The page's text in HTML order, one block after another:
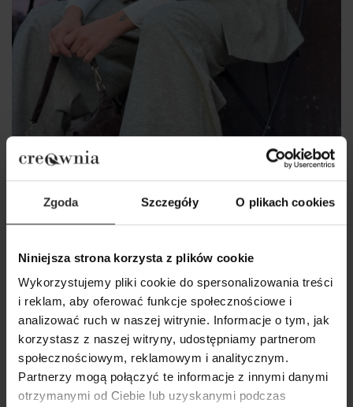
Zgoda Szczegóły O plikach cookies
Niniejsza strona korzysta z plików cookie
Wykorzystujemy pliki cookie do spersonalizowania treści
i reklam, aby oferować funkcje społecznościowe i
analizować ruch w naszej witrynie. Informacje o tym, jak
korzystasz z naszej witryny, udostępniamy partnerom
społecznościowym, reklamowym i analitycznym.
Partnerzy mogą połączyć te informacje z innymi danymi
otrzymanymi od Ciebie lub uzyskanymi podczas
Żakiet Cassie Len&Green